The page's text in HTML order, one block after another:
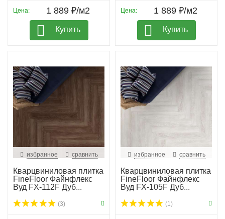
Цена: 1 889 ₽/м2
Купить
Цена: 1 889 ₽/м2
Купить
избранное сравнить
Кварцвиниловая плитка
FineFloor Файнфлекс
Вуд FX-112F Дуб...
(3)
избранное сравнить
Кварцвиниловая плитка
FineFloor Файнфлекс
Вуд FX-105F Дуб...
(1)